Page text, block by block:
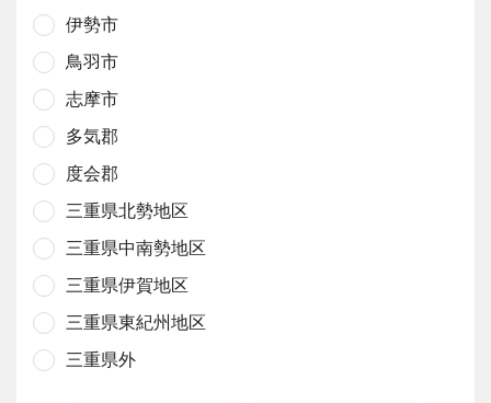
伊勢市
鳥羽市
志摩市
多気郡
度会郡
三重県北勢地区
三重県中南勢地区
三重県伊賀地区
三重県東紀州地区
三重県外